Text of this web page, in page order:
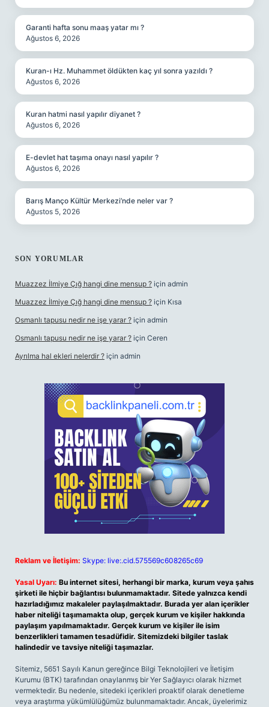
Garanti hafta sonu maaş yatar mı ?
Ağustos 6, 2026
Kuran-ı Hz. Muhammet öldükten kaç yıl sonra yazıldı ?
Ağustos 6, 2026
Kuran hatmi nasıl yapılır diyanet ?
Ağustos 6, 2026
E-devlet hat taşıma onayı nasıl yapılır ?
Ağustos 6, 2026
Barış Manço Kültür Merkezi’nde neler var ?
Ağustos 5, 2026
SON YORUMLAR
Muazzez İlmiye Çığ hangi dine mensup ? için admin
Muazzez İlmiye Çığ hangi dine mensup ? için Kısa
Osmanlı tapusu nedir ne işe yarar ? için admin
Osmanlı tapusu nedir ne işe yarar ? için Ceren
Ayrılma hal ekleri nelerdir ? için admin
Reklam ve İletişim: Skype: live:.cid.575569c608265c69
Yasal Uyarı: Bu internet sitesi, herhangi bir marka, kurum veya şahıs
şirketi ile hiçbir bağlantısı bulunmamaktadır. Sitede yalnızca kendi
hazırladığımız makaleler paylaşılmaktadır. Burada yer alan içerikler
haber niteliği taşımamakta olup, gerçek kurum ve kişiler hakkında
paylaşım yapılmamaktadır. Gerçek kurum ve kişiler ile isim
benzerlikleri tamamen tesadüfidir. Sitemizdeki bilgiler taslak
halindedir ve tavsiye niteliği taşımazlar.
Sitemiz, 5651 Sayılı Kanun gereğince Bilgi Teknolojileri ve İletişim
Kurumu (BTK) tarafından onaylanmış bir Yer Sağlayıcı olarak hizmet
vermektedir. Bu nedenle, sitedeki içerikleri proaktif olarak denetleme
veya araştırma yükümlülüğümüz bulunmamaktadır. Ancak, üyelerimiz